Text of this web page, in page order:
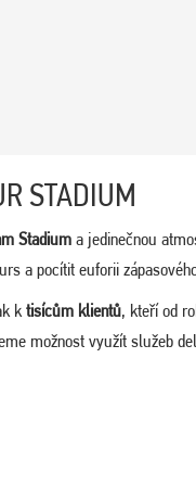
STADIUM
Stadium a jedinečnou
a pocítit euforii
ktisícům klientů, kteří od
možnost využít služeb